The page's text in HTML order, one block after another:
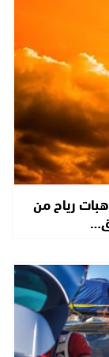
رياح من